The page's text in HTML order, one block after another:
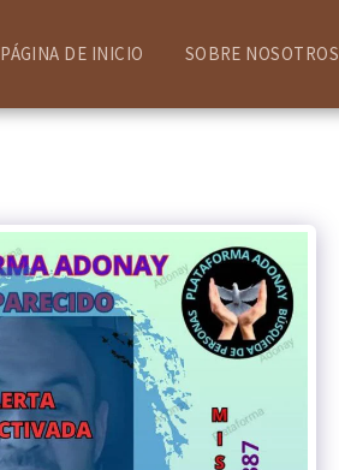
PÁGINA DE INICIO SOBRE NOSOTROS